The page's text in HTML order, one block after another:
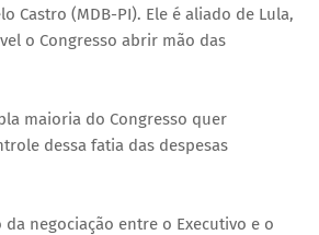
Castro (MDB-PI). Ele é aliado de Lula,
o Congresso abrir mão das
maioria do Congresso quer
dessa fatia das despesas
negociação entre o Executivo e o